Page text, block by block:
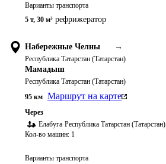
Варианты транспорта
5 т, 30 м³ рефрижератор
Набережные Челны →
Республика Татарстан (Татарстан)
Мамадыш
Республика Татарстан (Татарстан)
95 км Маршрут на карте
Через
Елабуга Республика Татарстан (Татарстан)
Кол-во машин: 1
Варианты транспорта